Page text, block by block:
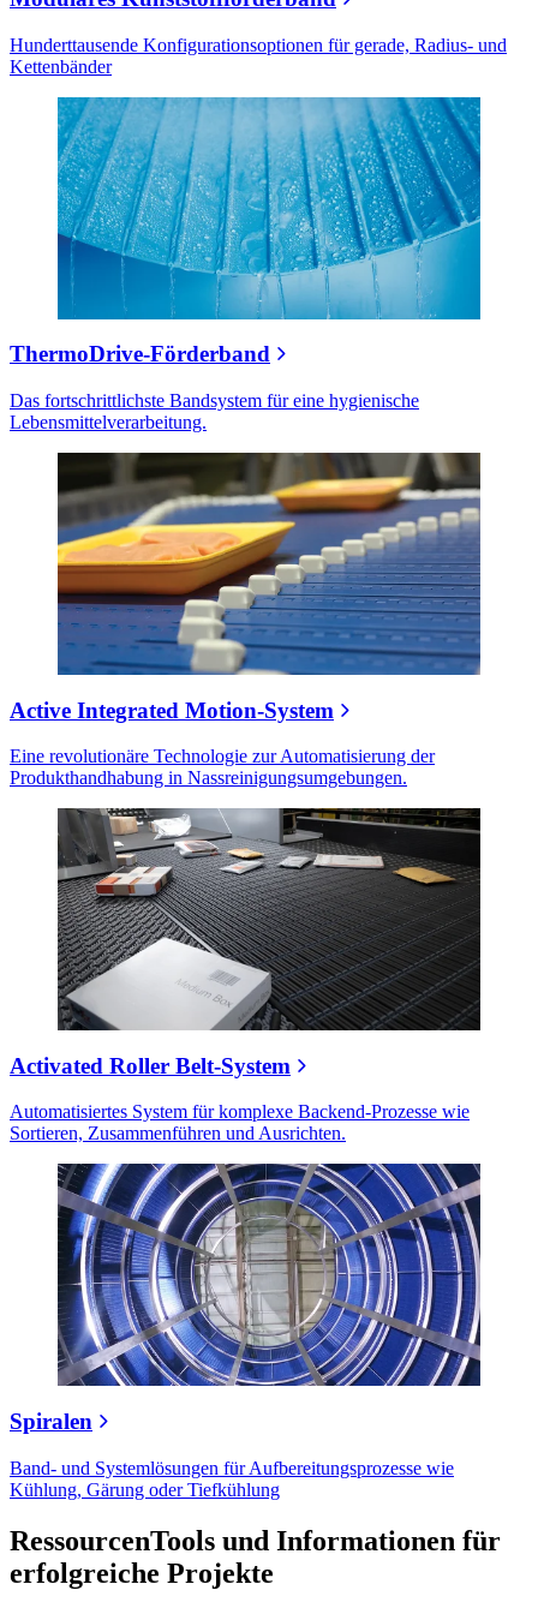
Hunderttausende Konfigurationsoptionen für gerade, Radius- und
Kettenbänder
ThermoDrive-Förderband
Das fortschrittlichste Bandsystem für eine hygienische
Lebensmittelverarbeitung.
Active Integrated Motion-System
Eine revolutionäre Technologie zur Automatisierung der
Produkthandhabung in Nassreinigungsumgebungen.
Activated Roller Belt-System
Automatisiertes System für komplexe Backend-Prozesse wie
Sortieren, Zusammenführen und Ausrichten.
Spiralen
Band- und Systemlösungen für Aufbereitungsprozesse wie
Kühlung, Gärung oder Tiefkühlung
RessourcenTools und Informationen für
erfolgreiche Projekte